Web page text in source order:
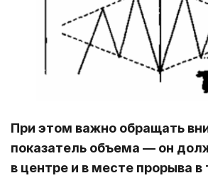
При этом важно обращать
показатель объема — он
в центре и в месте прорыва в